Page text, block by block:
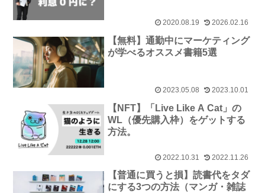
2020.08.19 2026.02.16
【無料】通勤中にマーケティング
が学べるオススメ書籍5選
2023.05.08 2023.10.01
【NFT】「Live Like A Cat」の
WL（優先購入枠）をゲットする
方法。
2022.10.31 2022.11.26
【普通に買うと損】読書代をタダ
にする3つの方法（マンガ・雑誌